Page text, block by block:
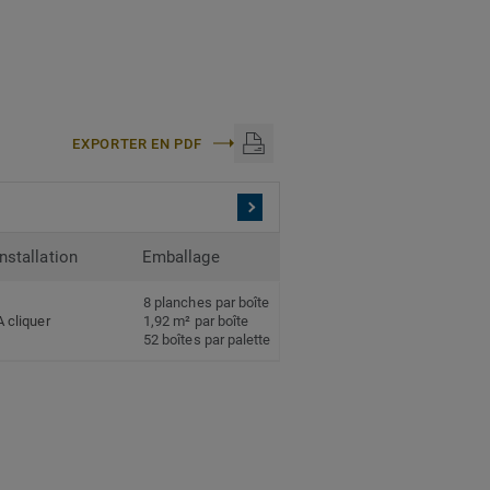
EXPORTER EN PDF
Emballage
cliquer
8 planches par boîte
1,92 m² par boîte
52 boîtes par palette